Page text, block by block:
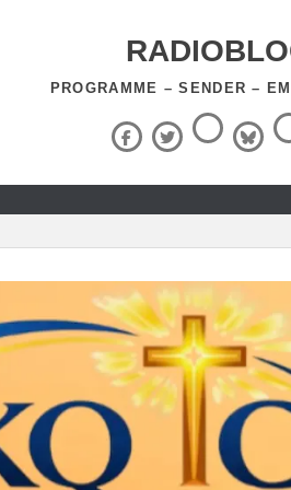
PROGRAMME – SENDER –
Facebook
X
(Twitter)
Threads